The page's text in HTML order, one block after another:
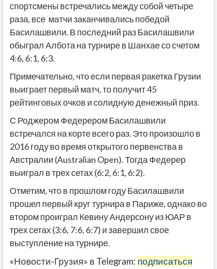
спортсмены встречались между собой четыре
раза, все матчи заканчивались победой
Басилашвили. В последний раз Басилашвили
обыграл Албота на турнире в Шанхае со счетом
4:6, 6:1, 6:3.
Примечательно, что если первая ракетка Грузии
выиграет первый матч, то получит 45
рейтинговых очков и солидную денежный приз.
С Роджером Федерером Басилашвили
встречался на корте всего раз. Это произошло в
2016 году во время открытого первенства в
Австралии (Australian Open). Тогда Федерер
выиграл в трех сетах (6:2, 6:1, 6:2).
Отметим, что в прошлом году Басилашвили
прошел первый круг турнира в Париже, однако во
втором проиграл Кевину Андерсону из ЮАР в
трех сетах (3:6, 7:6, 6:7) и завершил свое
выступление на турнире.
«Новости-Грузия» в Telegram: подписаться